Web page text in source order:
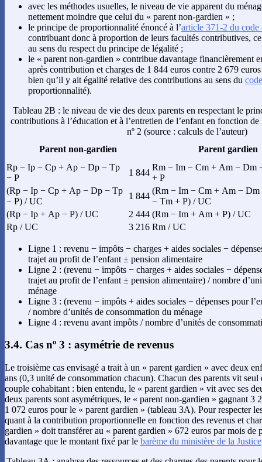
avec les méthodes usuelles, le niveau de vie apparent du
nettement moindre que celui du « parent non-gardien » ;
le principe de proportionnalité énoncé à l’article 371-2 du
contribuant donc à proportion de leurs facultés contributives,
au sens du respect du principe de légalité ;
le « parent non-gardien » contribue davantage financièrement
après contribution et charges de 1 844 euros contre 2 679
bien qu’il y ait égalité relative des contributions au sens du
proportionnalité).
Tableau 2B : le niveau de vie des deux parents en respectant le
contributions à l’éducation et à l’entretien de l’enfant en fonction
nº 2 (source : calculs de l’auteur)
Parent non-gardien
Parent gardien
Rp − Ip − Cp + Ap − Dp − Tp
− P
1 844
Rm − Im − Cm + Am − Dm
+ P
(Rp − Ip − Cp + Ap − Dp − Tp
− P) / UC
1 844
(Rm − Im − Cm + Am − Dm
− Tm + P) / UC
(Rp − Ip + Ap − P) / UC
2 444 (Rm − Im + Am + P) / UC
Rp / UC
3 216 Rm / UC
Ligne 1 : revenu − impôts − charges + aides sociales −
trajet au profit de l’enfant ± pension alimentaire
Ligne 2 : (revenu − impôts − charges + aides sociales −
trajet au profit de l’enfant ± pension alimentaire) / nombre
ménage
Ligne 3 : (revenu − impôts + aides sociales − dépenses pour
/ nombre d’unités de consommation du ménage
Ligne 4 : revenu avant impôts / nombre d’unités de
3.4. Cas nº 3 : asymétrie de revenus
Le troisième cas envisagé a trait à un « parent gardien » avec deux
ans (0,3 unité de consommation chacun). Chacun des parents vit seul
couple cohabitant : bien entendu, le « parent gardien » vit avec ses
deux parents sont asymétriques, le « parent non-gardien » gagnant 3
1 072 euros pour le « parent gardien » (tableau 3A). Pour respecter
quant à la contribution proportionnelle en fonction des revenus et
gardien » doit transférer au « parent gardien » 672 euros par mois de
davantage que le montant fixé par le barème du ministère de la Justice